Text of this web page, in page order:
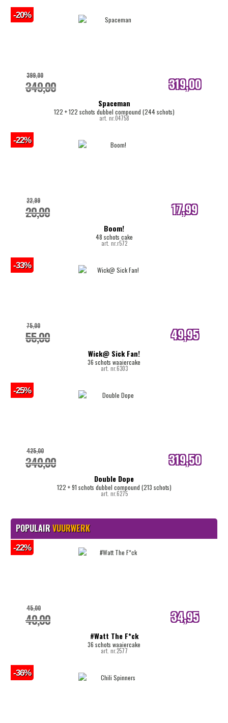
Spaceman
122 + 122 schots dubbel compound (244 schots)
art. nr.04758
349,00
399,00 319,00
internetprijs
-20%
Boom!
48 schots cake
art. nr.r572
20,00
22,99 17,99
internetprijs
-22%
Wick@ Sick Fan!
36 schots waaiercake
art. nr.6303
55,00
75,00 49,95
internetprijs
-33%
Double Dope
122 + 91 schots dubbel compound (213 schots)
art. nr.6275
340,00
425,00 319,50
internetprijs
-25%
POPULAIRVUURWERK
#Watt The F*ck
36 schots waaiercake
art. nr.2577
40,00
45,00 34,95
internetprijs
-22%
-36%